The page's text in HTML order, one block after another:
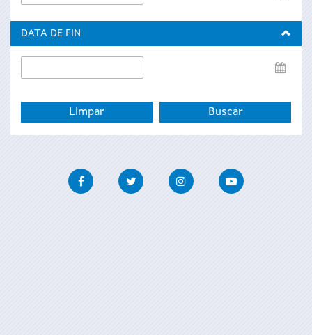
de
DATA DE FIN
de
FacebookTwitter InstagramYoutube